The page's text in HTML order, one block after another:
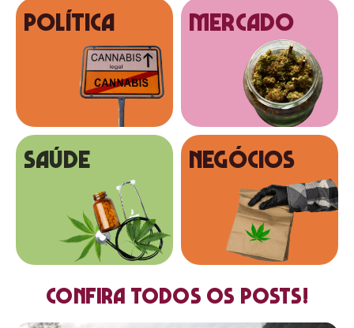
Política MERCADO
SAÚDE NEGÓCIOS
Confira todos os posts!